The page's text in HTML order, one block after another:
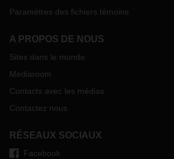
Paramètres des fichiers témoins
A PROPOS DE NOUS
Sites dans le monde
Mediaroom
Contacts avec les médias
Contactez nous
RÉSEAUX SOCIAUX
Facebook